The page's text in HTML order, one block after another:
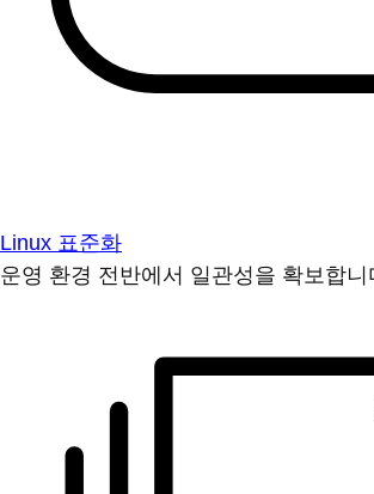
Linux 표준화
운영 환경 전반에서 일관성을 확보합니